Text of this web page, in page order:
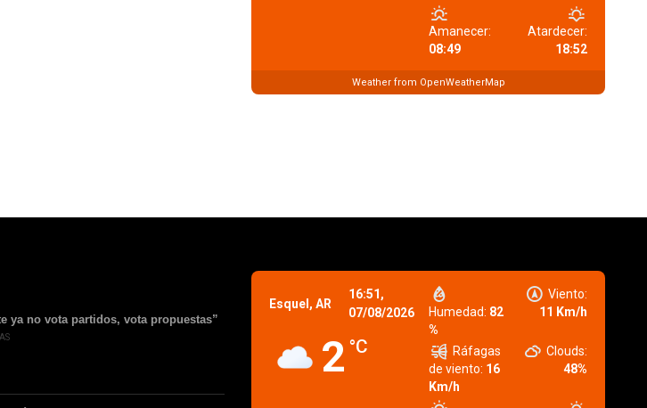
Amanecer:
08:49
Atardecer:
18:52
Weather from OpenWeatherMap
ya no vota partidos, vota propuestas”
Esquel, AR
16:51,
07/08/2026
2 °C
Humedad: 82
%
Viento:
11 Km/h
Ráfagas
de viento: 16
Km/h
Clouds:
48%